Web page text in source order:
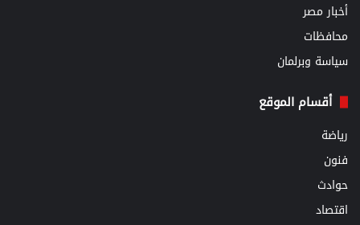
أخبار مصر
محافظات
سياسة وبرلمان
أقسام الموقع
رياضة
فنون
حوادث
اقتصاد